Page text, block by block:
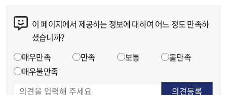
이 페이지에서 제공하는 정보에 대하여 어느 정도 만족하
셨습니까?
매우만족 만족 보통
불만족
매우불만족